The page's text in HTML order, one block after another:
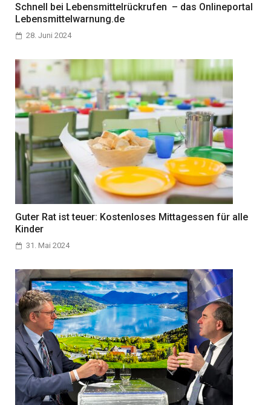
Schnell bei Lebensmittelrückrufen – das Onlineportal
Lebensmittelwarnung.de
28. Juni 2024
Guter Rat ist teuer: Kostenloses Mittagessen für alle
Kinder
31. Mai 2024